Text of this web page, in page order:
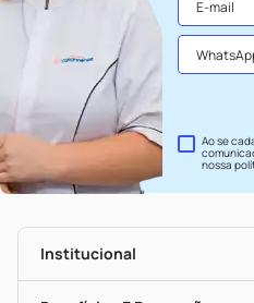
Ao se
nossa
Institucional
História